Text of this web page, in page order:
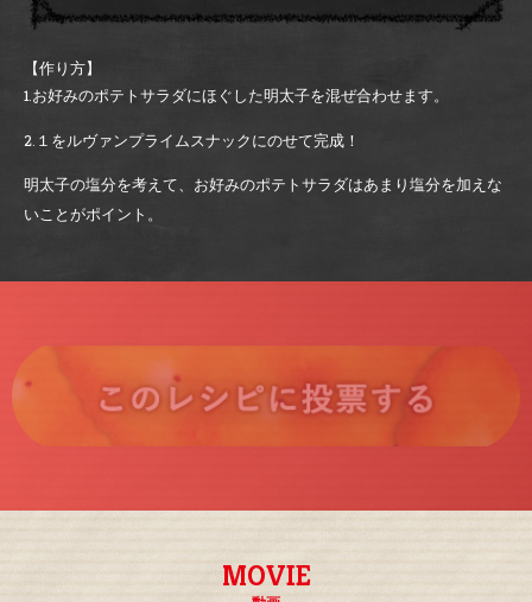
【作り方】
1.お好みのポテトサラダにほぐした明太子を混ぜ合わせます。
2.１をルヴァンプライムスナックにのせて完成！
明太子の塩分を考えて、お好みのポテトサラダはあまり塩分を加えな
いことがポイント。
MOVIE